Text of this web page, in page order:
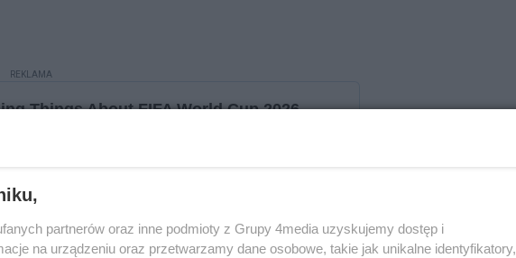
REKLAMA
nad rzekę w Rudzie Komorskiej.
chłopiec
miejscowości Ruda Komorska w powiecie wrzesińskim
partnerów oraz inne podmioty z Grupy 4media uzyskujemy dostęp i
na urządzeniu oraz przetwarzamy dane osobowe, takie jak unikalne identyfikatory,